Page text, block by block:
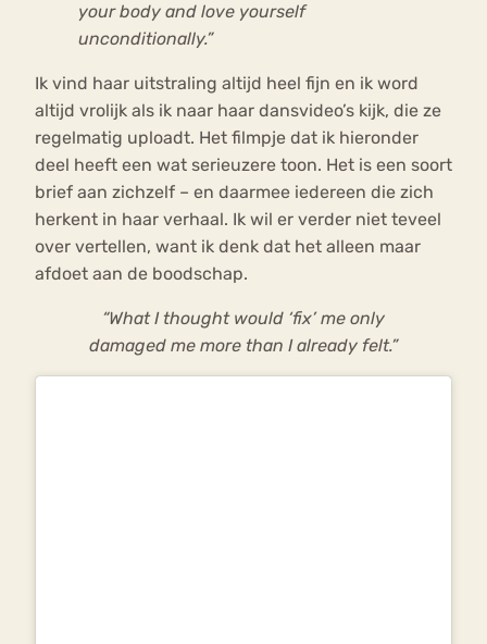
your body and love yourself
unconditionally.”
Ik vind haar uitstraling altijd heel fijn en ik word
altijd vrolijk als ik naar haar dansvideo’s kijk, die ze
regelmatig uploadt. Het filmpje dat ik hieronder
deel heeft een wat serieuzere toon. Het is een soort
brief aan zichzelf – en daarmee iedereen die zich
herkent in haar verhaal. Ik wil er verder niet teveel
over vertellen, want ik denk dat het alleen maar
afdoet aan de boodschap.
“What I thought would ‘fix’ me only
damaged me more than I already felt.”